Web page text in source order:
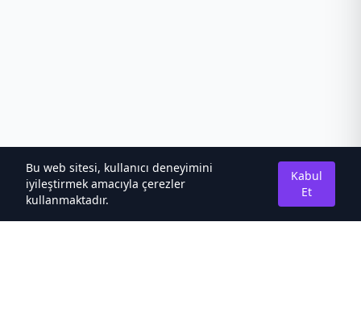
Bu web sitesi, kullanıcı deneyimini
iyileştirmek amacıyla çerezler
kullanmaktadır.
Kabul
Et